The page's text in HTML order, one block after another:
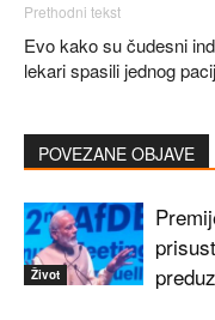
Prethodni tekst
Evo kako su čudesni
lekari spasili jednog
POVEZANE OBJAVE
Život